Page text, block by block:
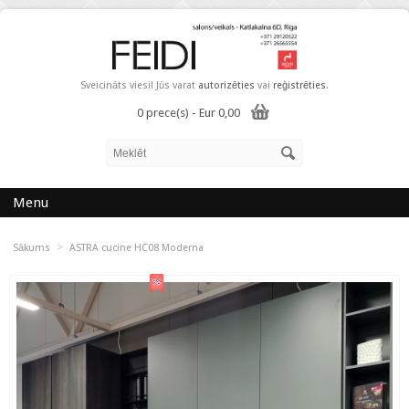
Sveicināts viesi! Jūs varat autorizēties vai reģistrēties.
0 prece(s) - Eur 0,00
Menu
Sākums > ASTRA cucine HC08 Moderna